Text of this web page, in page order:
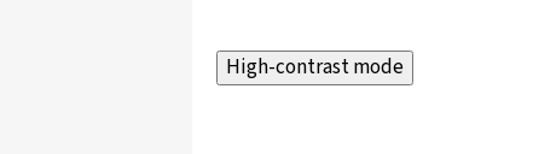
High-contrast mode